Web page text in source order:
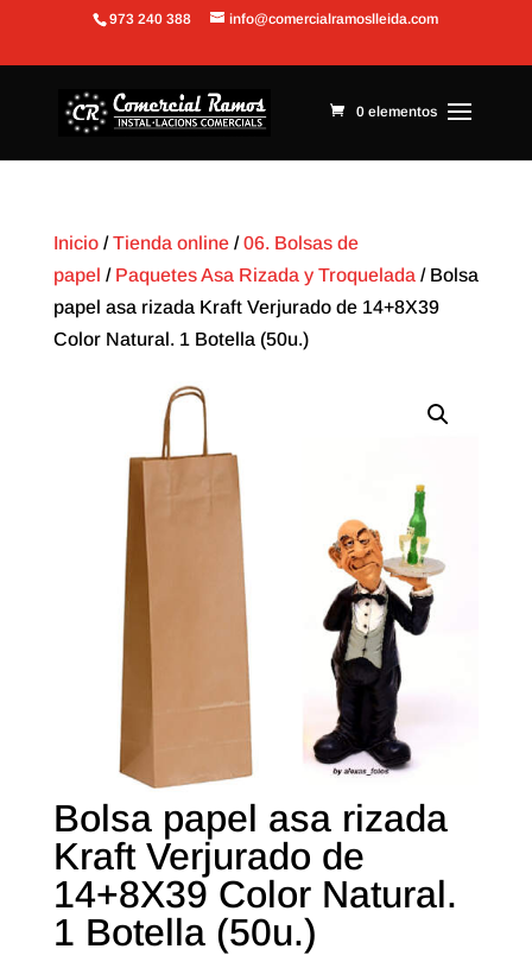
Abrir barra de herramientas
973 240 388 info@comercialramoslleida.com
0 elementos
Inicio/Tienda online/06. Bolsas de
papel / Paquetes Asa Rizada y Troquelada / Bolsa
papel asa rizada Kraft Verjurado de 14+8X39
Color Natural. 1 Botella (50u.)
Bolsa papel asa rizada
Kraft Verjurado de
14+8X39 Color Natural.
1 Botella (50u.)